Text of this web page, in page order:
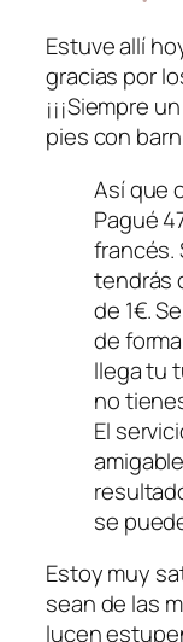
Estuve allí
gracias por
¡¡¡Siempre
pies con
Así que
Pagué
francés.
tendrás
de 1€.
de
llega tu
no
El
se
Estoy muy
sean de las
lucen